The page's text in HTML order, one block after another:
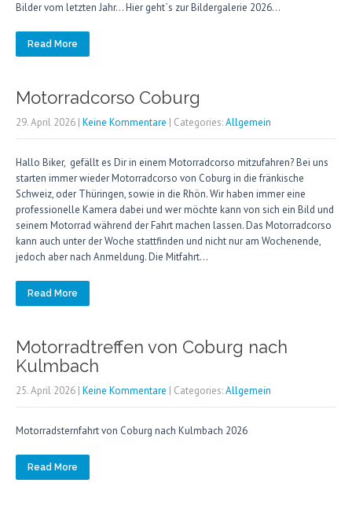
Bilder vom letzten Jahr… Hier geht`s zur Bildergalerie 2026…
Read More
Motorradcorso Coburg
29. April 2026 | Keine Kommentare | Categories:Allgemein
Hallo Biker, gefällt es Dir in einem Motorradcorso mitzufahren? Bei uns
starten immer wieder Motorradcorso von Coburg in die fränkische
Schweiz, oder Thüringen, sowie in die Rhön. Wir haben immer eine
professionelle Kamera dabei und wer möchte kann von sich ein Bild und
seinem Motorrad während der Fahrt machen lassen. Das Motorradcorso
kann auch unter der Woche stattfinden und nicht nur am Wochenende,
jedoch aber nach Anmeldung. Die Mitfahrt…
Read More
Motorradtreffen von Coburg nach
Kulmbach
25. April 2026 | Keine Kommentare | Categories:Allgemein
Motorradsternfahrt von Coburg nach Kulmbach 2026
Read More